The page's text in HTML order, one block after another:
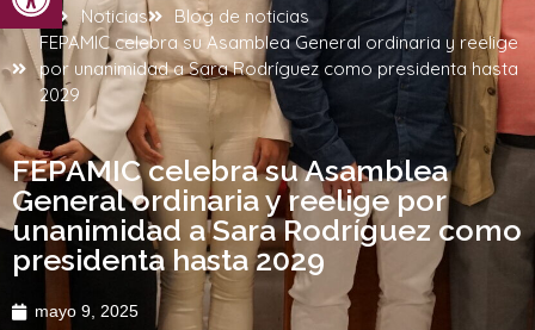
Inicio Noticias
Blog de noticias
FEPAMIC celebra su Asamblea General ordinaria y reelige
por unanimidad a Sara Rodríguez como presidenta hasta
2029
FEPAMIC celebra su Asamblea
General ordinaria y reelige por
unanimidad a Sara Rodríguez como
presidenta hasta 2029
mayo 9, 2025